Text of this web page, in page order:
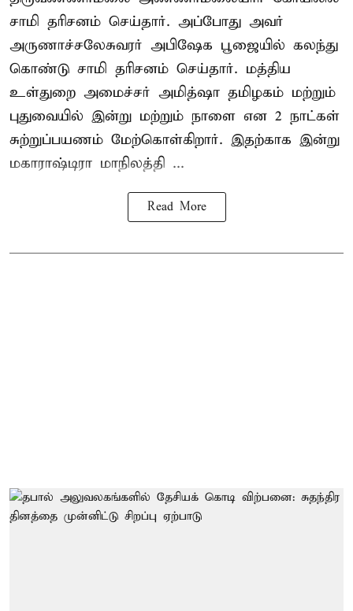
சாமி தரிசனம் செய்தார். அப்போது அவர்
அருணாச்சலேசுவரர் அபிஷேக பூஜையில் கலந்து
கொண்டு சாமி தரிசனம் செய்தார். மத்திய
உள்துறை அமைச்சர் அமித்ஷா தமிழகம் மற்றும்
புதுவையில் இன்று மற்றும் நாளை என 2 நாட்கள்
சுற்றுப்பயணம் மேற்கொள்கிறார். இதற்காக இன்று
மகாராஷ்டிரா மாநிலத்தி ...
Read More